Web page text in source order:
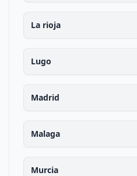
La rioja
Lugo
Madrid
Malaga
Murcia